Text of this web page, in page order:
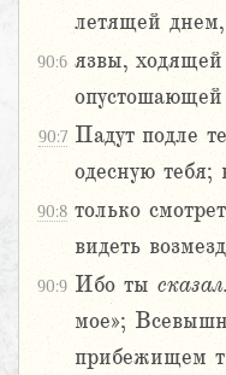
летящей днем,
90:6 язвы,
90:7 Падут подле
одесную тебя;
90:8 только
видеть
90:9 Ибо ты
мое»;
прибежищем